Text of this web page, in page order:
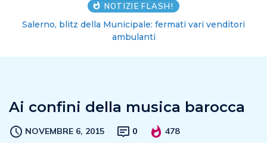
NOTIZIE FLASH!
Salerno, blitz della Municipale: fermati vari venditori
ambulanti
Ai confini della musica barocca
NOVEMBRE 6, 2015 0 478